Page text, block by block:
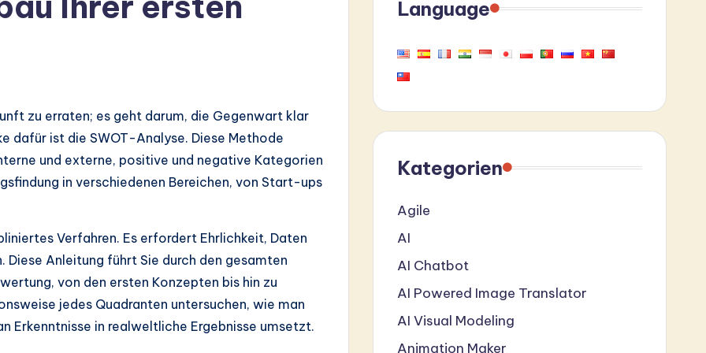
zu erraten; es geht darum, die Gegenwart klar
dafür ist die SWOT-Analyse. Diese Methode
und externe, positive und negative Kategorien
in verschiedenen Bereichen, von Start-ups
Verfahren. Es erfordert Ehrlichkeit, Daten
Anleitung führt Sie durch den gesamten
von den ersten Konzepten bis hin zu
jedes Quadranten untersuchen, wie man
Erkenntnisse in realweltliche Ergebnisse umsetzt.
Language
Kategorien
Agile
AI
AI Chatbot
AI Powered Image Translator
AI Visual Modeling
Animation Maker